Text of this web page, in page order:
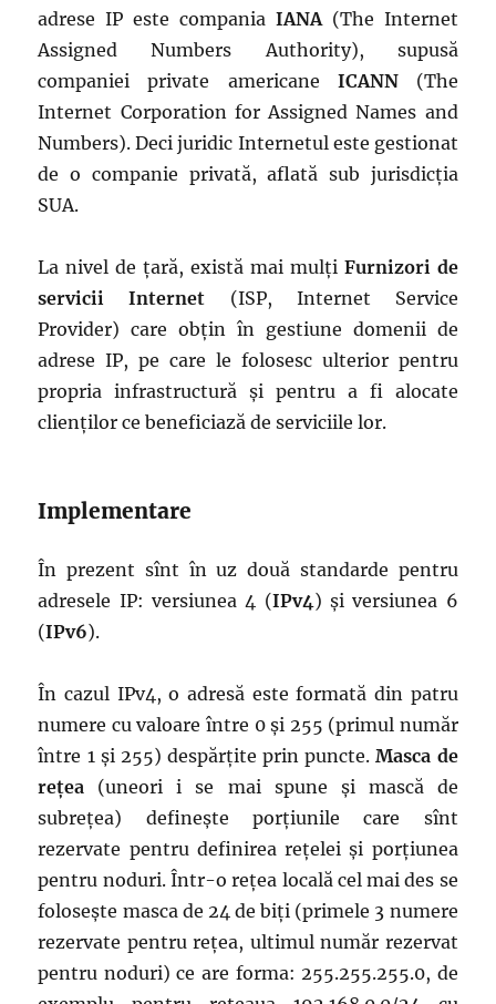
adrese IP este compania IANA(The Internet
Assigned Numbers Authority), supusă
companiei private americane ICANN(The
Internet Corporation for Assigned Names and
Numbers). Deci juridic Internetul este gestionat
de o companie privată, aflată sub jurisdicția
SUA.
La nivel de țară, există mai mulți Furnizori de
servicii Internet (ISP, Internet Service
Provider) care obțin în gestiune domenii de
adrese IP, pe care le folosesc ulterior pentru
propria infrastructură și pentru a fi alocate
clienților ce beneficiază de serviciile lor.
Implementare
În prezent sînt în uz două standarde pentru
adresele IP: versiunea 4 (IPv4) și versiunea 6
(IPv6).
În cazul IPv4, o adresă este formată din patru
numere cu valoare între 0 și 255 (primul număr
între 1 și 255) despărțite prin puncte.Masca de
rețea (uneori i se mai spune și mască de
subrețea) definește porțiunile care sînt
rezervate pentru definirea rețelei și porțiunea
pentru noduri. Într-o rețea locală cel mai des se
folosește masca de 24 de biți (primele 3 numere
rezervate pentru rețea, ultimul număr rezervat
pentru noduri) ce are forma: 255.255.255.0, de